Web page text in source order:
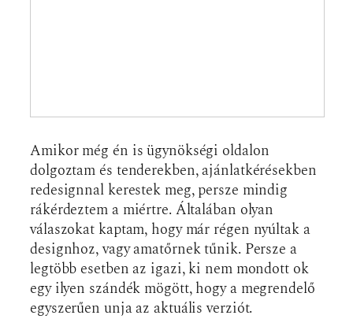
Amikor még én is ügynökségi oldalon
dolgoztam és tenderekben, ajánlatkérésekben
redesignnal kerestek meg, persze mindig
rákérdeztem a miértre. Általában olyan
válaszokat kaptam, hogy már régen nyúltak a
designhoz, vagy amatőrnek tűnik. Persze a
legtöbb esetben az igazi, ki nem mondott ok
egy ilyen szándék mögött, hogy a megrendelő
egyszerűen unja az aktuális verziót.